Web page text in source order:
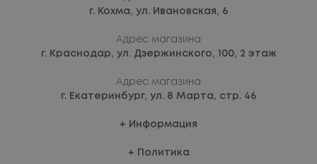
г. Кохма, ул. Ивановская, 6
Адрес магазина
г. Краснодар, ул. Дзержинского, 100, 2 этаж
Адрес магазина
г. Екатеринбург, ул. 8 Марта, стр. 46
Информация
Политика